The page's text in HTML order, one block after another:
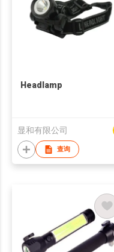
Headlamp
显和有限公司
查询